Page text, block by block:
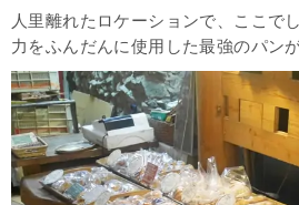
人里離れたロケーションで、ここで
力をふんだんに使用した最強のパン